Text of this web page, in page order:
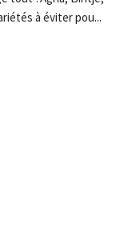
à éviter pou...